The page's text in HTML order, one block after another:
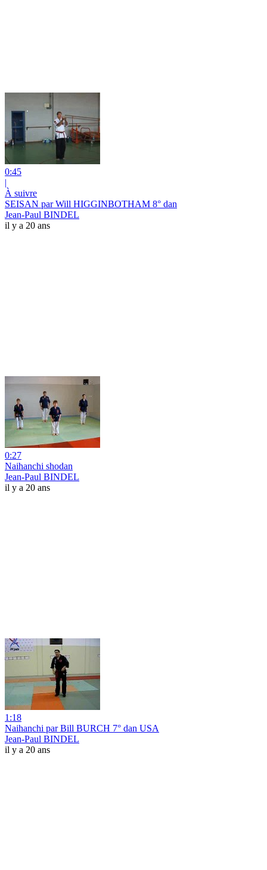
0:45
|
À suivre
SEISAN par Will HIGGINBOTHAM 8° dan
Jean-Paul BINDEL
il y a 20 ans
0:27
Naihanchi shodan
Jean-Paul BINDEL
il y a 20 ans
1:18
Naihanchi par Bill BURCH 7° dan USA
Jean-Paul BINDEL
il y a 20 ans